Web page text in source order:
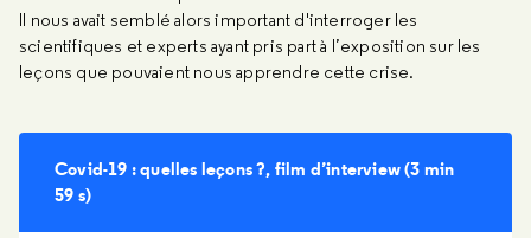
Il nous avait semblé alors important d'interroger les
scientifiques et experts ayant pris part à l’exposition sur les
leçons que pouvaient nous apprendre cette crise.
Covid-19 : quelles leçons ?, film d’interview (3 min
59 s)